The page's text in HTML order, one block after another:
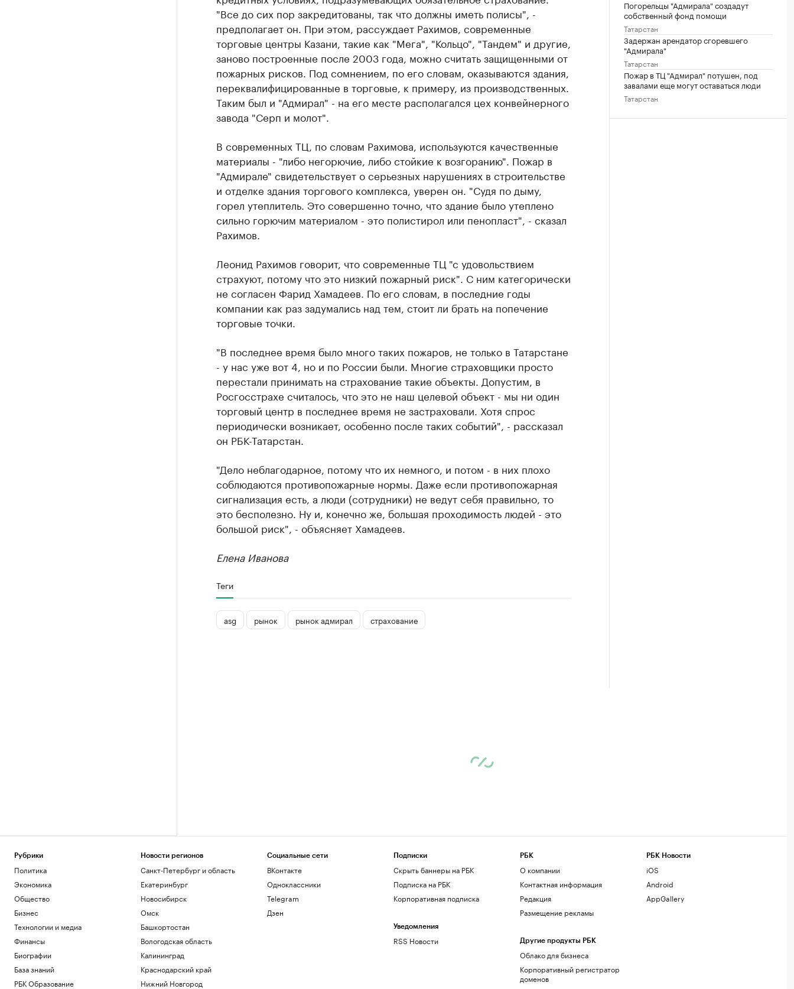
"Все до сих пор закредитованы, так что должны иметь полисы", -
предполагает он. При этом, рассуждает Рахимов, современные
торговые центры Казани, такие как "Мега", "Кольцо", "Тандем" и другие,
заново построенные после 2003 года, можно считать защищенными от
пожарных рисков. Под сомнением, по его словам, оказываются здания,
переквалифицированные в торговые, к примеру, из производственных.
Таким был и "Адмирал" - на его месте располагался цех конвейнерного
завода "Серп и молот".
В современных ТЦ, по словам Рахимова, используются качественные
материалы - "либо негорючие, либо стойкие к возгоранию". Пожар в
"Адмирале" свидетельствует о серьезных нарушениях в строительстве
и отделке здания торгового комплекса, уверен он. "Судя по дыму,
горел утеплитель. Это совершенно точно, что здание было утеплено
сильно горючим материалом - это полистирол или пенопласт", - сказал
Рахимов.
Леонид Рахимов говорит, что современные ТЦ "с удовольствием
страхуют, потому что это низкий пожарный риск". С ним категорически
не согласен Фарид Хамадеев. По его словам, в последние годы
компании как раз задумались над тем, стоит ли брать на попечение
торговые точки.
"В последнее время было много таких пожаров, не только в Татарстане
- у нас уже вот 4, но и по России были. Многие страховщики просто
перестали принимать на страхование такие объекты. Допустим, в
Росгосстрахе считалось, что это не наш целевой объект - мы ни один
торговый центр в последнее время не застраховали. Хотя спрос
периодически возникает, особенно после таких событий", - рассказал
он РБК-Татарстан.
"Дело неблагодарное, потому что их немного, и потом - в них плохо
соблюдаются противопожарные нормы. Даже если противопожарная
сигнализация есть, а люди (сотрудники) не ведут себя правильно, то
это бесполезно. Ну и, конечно же, большая проходимость людей - это
большой риск", - объясняет Хамадеев.
Елена Иванова
Теги
asg рынок рынок адмирал страхование
Погорельцы "Адмирала" создадут
собственный фонд помощи
Татарстан
Задержан арендатор сгоревшего
"Адмирала"
Татарстан
Пожар в ТЦ "Адмирал" потушен, под
завалами еще могут оставаться люди
Татарстан
Рубрики
Политика
Экономика
Общество
Бизнес
Технологии и медиа
Финансы
Биографии
База знаний
РБК Образование
Новости регионов
Санкт-Петербург и область
Екатеринбург
Новосибирск
Омск
Башкортостан
Вологодская область
Калининград
Краснодарский край
Нижний Новгород
Социальные сети
ВКонтакте
Одноклассники
Telegram
Дзен
Подписки
Скрыть баннеры на РБК
Подписка на РБК
Корпоративная подписка
Уведомления
RSS Новости
РБК
О компании
Контактная информация
Редакция
Размещение рекламы
Другие продукты РБК
Облако для бизнеса
Корпоративный регистратор
доменов
РБК Новости
iOS
Android
AppGallery